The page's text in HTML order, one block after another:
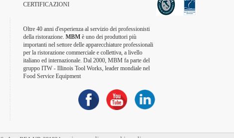
CERTIFICAZIONI
Oltre 40 anni d'esperienza al servizio dei professionisti
della ristorazione. MBM è uno dei produttori più
importanti nel settore delle apparecchiature professionali
per la ristorazione commerciale e collettiva, a livello
italiano ed internazionale. Dal 2000, MBM fa parte del
gruppo ITW - Illinois Tool Works, leader mondiale nel
Food Service Equipment